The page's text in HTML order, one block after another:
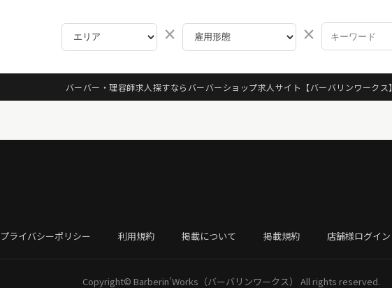
× ×
バーバー・理容師求人探すならバーバーショップ求人サイト 【バーバリンワークス】
プライバシーポリシー 利用規約 掲載について 掲載規約 店舗様ログイン
Copyright© Barberin’Works（バーバリンワークス） All rights reserved.